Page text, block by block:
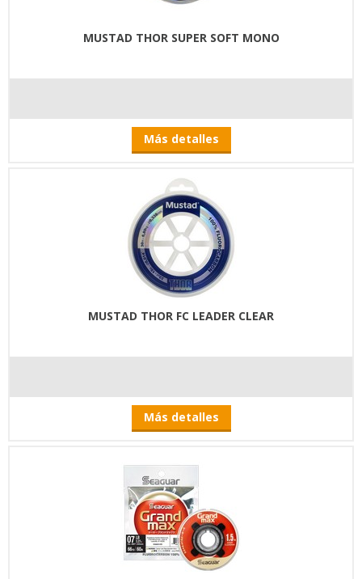
MUSTAD THOR SUPER SOFT MONO
Más detalles
MUSTAD THOR FC LEADER CLEAR
Más detalles